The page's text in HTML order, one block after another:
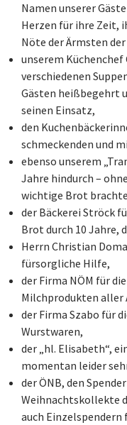
Namen unserer
Herzen für ihre Zeit,
Nöte der Ärmsten
unserem
verschiedenen
Gästen heißbegehrt
seinen Einsatz,
den
schmeckenden und
ebenso unserem
Jahre hindurch –
wichtige Brot
der Bäckerei Ströck
Brot durch 10 Jahre,
Herrn Christian
fürsorgliche Hilfe,
der Firma NÖM für
Milchprodukten aller
der Firma Szabo für
Wurstwaren,
der „hl. Elisabeth“,
momentan leider
der ÖNB, den
Weihnachtskollekte
auch